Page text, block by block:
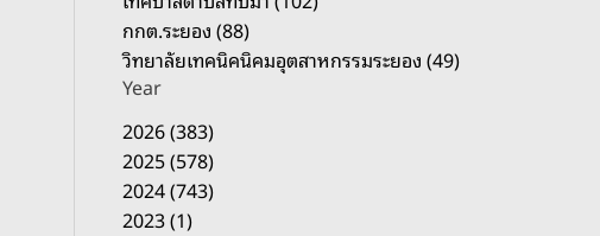
กกต.ระยอง (88)
วิทยาลัยเทคนิคนิคมอุตสาหกรรมระยอง (49)
Year
2026 (383)
2025 (578)
2024 (743)
2023 (1)